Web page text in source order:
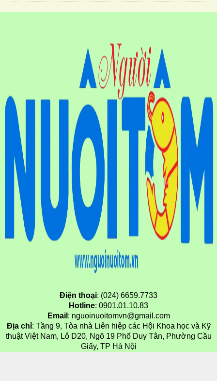
Điện thoại: (024) 6659.7733
Hotline: 0901.01.10.83
Email : nguoinuoitomvn@gmail.com
Địa chỉ: Tầng 9, Tòa nhà Liên hiệp các Hội Khoa học và Kỹ
thuật Việt Nam, Lô D20, Ngõ 19 Phố Duy Tân, Phường Cầu
Giấy, TP Hà Nội